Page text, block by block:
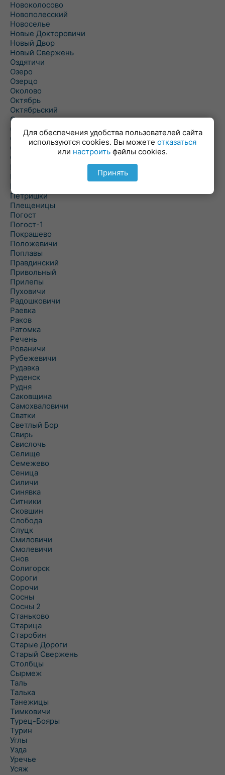
Новоколосово
Новополесский
Новоселье
Новые Докторовичи
Новый Двор
Новый Свержень
Оздятичи
Озеро
Озерцо
Околово
Октябрь
Октябрьский
Олехновичи
Омговичи
Оношки
Осовец
Острошицкий Городок
Пасека
Пастовичи
Першаи
Петришки
Плещеницы
Погост
Погост-1
Покрашево
Положевичи
Поплавы
Правдинский
Привольный
Прилепы
Пуховичи
Радошковичи
Раевка
Раков
Ратомка
Речень
Рованичи
Рубежевичи
Рудавка
Руденск
Рудня
Саковщина
Самохваловичи
Сватки
Светлый Бор
Свирь
Свислочь
Селище
Семежево
Сеница
Силичи
Синявка
Ситники
Сковшин
Слобода
Слуцк
Смиловичи
Смолевичи
Снов
Солигорск
Сороги
Сорочи
Сосны
Сосны 2
Станьково
Старица
Старобин
Старые Дороги
Старый Свержень
Столбцы
Сырмеж
Таль
Талька
Танежицы
Тимковичи
Турец-Бояры
Турин
Углы
Узда
Уречье
Усяж
Для обеспечения удобства пользователей сайта
используются cookies. Вы можете отказаться
или настроить файлы cookies.
Принять